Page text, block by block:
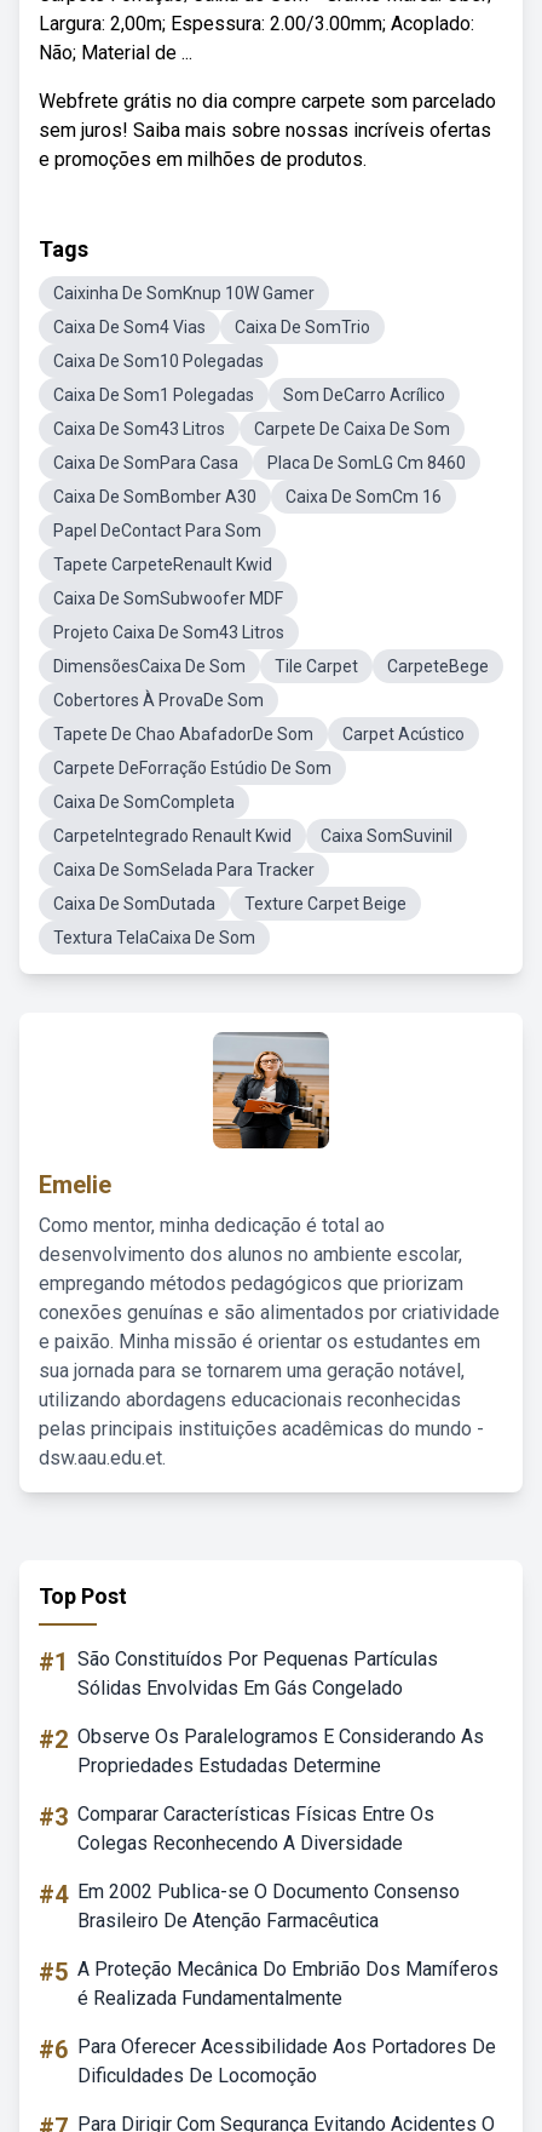
Largura: 2,00m; Espessura: 2.00/3.00mm; Acoplado:
Não; Material de ...
Webfrete grátis no dia compre carpete som parcelado
sem juros! Saiba mais sobre nossas incríveis ofertas
e promoções em milhões de produtos.
Tags
Caixinha De SomKnup 10W Gamer
Caixa De Som4 Vias
Caixa De SomTrio
Caixa De Som10 Polegadas
Caixa De Som1 Polegadas
Som DeCarro Acrílico
Caixa De Som43 Litros
Carpete De Caixa De Som
Caixa De SomPara Casa
Placa De SomLG Cm 8460
Caixa De SomBomber A30
Caixa De SomCm 16
Papel DeContact Para Som
Tapete CarpeteRenault Kwid
Caixa De SomSubwoofer MDF
Projeto Caixa De Som43 Litros
DimensõesCaixa De Som
Tile Carpet
CarpeteBege
Cobertores À ProvaDe Som
Tapete De Chao AbafadorDe Som
Carpet Acústico
Carpete DeForração Estúdio De Som
Caixa De SomCompleta
CarpeteIntegrado Renault Kwid
Caixa SomSuvinil
Caixa De SomSelada Para Tracker
Caixa De SomDutada
Texture Carpet Beige
Textura TelaCaixa De Som
Emelie
Como mentor, minha dedicação é total ao
desenvolvimento dos alunos no ambiente escolar,
empregando métodos pedagógicos que priorizam
conexões genuínas e são alimentados por criatividade
e paixão. Minha missão é orientar os estudantes em
sua jornada para se tornarem uma geração notável,
utilizando abordagens educacionais reconhecidas
pelas principais instituições acadêmicas do mundo -
dsw.aau.edu.et.
Top Post
#1 São Constituídos Por Pequenas Partículas
Sólidas Envolvidas Em Gás Congelado
#2 Observe Os Paralelogramos E Considerando As
Propriedades Estudadas Determine
#3 Comparar Características Físicas Entre Os
Colegas Reconhecendo A Diversidade
#4 Em 2002 Publica-se O Documento Consenso
Brasileiro De Atenção Farmacêutica
#5 A Proteção Mecânica Do Embrião Dos Mamíferos
é Realizada Fundamentalmente
#6 Para Oferecer Acessibilidade Aos Portadores De
Dificuldades De Locomoção
Para Dirigir Com Segurança Evitando Acidentes O